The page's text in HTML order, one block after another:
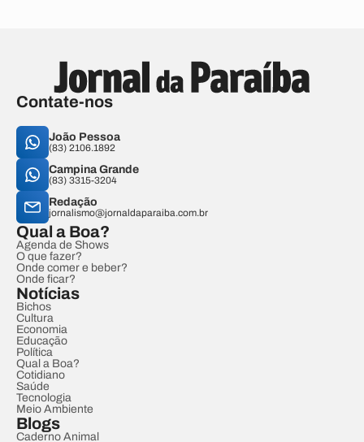
Contate-nos
João Pessoa
(83) 2106.1892
Campina Grande
(83) 3315-3204
Redação
jornalismo@jornaldaparaiba.com.br
Qual a Boa?
Agenda de Shows
O que fazer?
Onde comer e beber?
Onde ficar?
Notícias
Bichos
Cultura
Economia
Educação
Política
Qual a Boa?
Cotidiano
Saúde
Tecnologia
Meio Ambiente
Blogs
Caderno Animal